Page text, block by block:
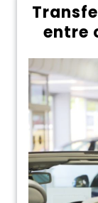
entre